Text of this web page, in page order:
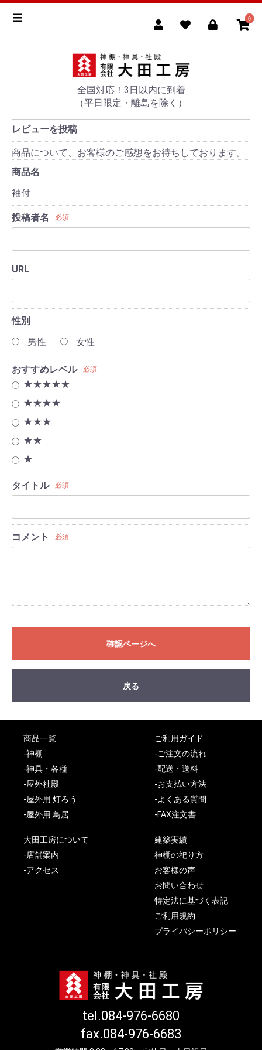
0
全国対応！3日以内に到着
（平日限定・離島を除く）
レビューを投稿
商品について、お客様のご感想をお待ちしております。
商品名
袖付
投稿者名 必須
URL
性別
男性
女性
おすすめレベル 必須
★★★★★
★★★★
★★★
★★
★
タイトル 必須
コメント 必須
確認ページへ
戻る
商品一覧
-神棚
-神具・各種
-屋外社殿
-屋外用 灯ろう
-屋外用 鳥居
ご利用ガイド
-ご注文の流れ
-配送・送料
-お支払い方法
-よくある質問
-FAX注文書
大田工房について
-店舗案内
-アクセス
建築実績
神棚の祀り方
お客様の声
お問い合わせ
特定法に基づく表記
ご利用規約
プライバシーポリシー
tel.084-976-6680
fax.084-976-6683